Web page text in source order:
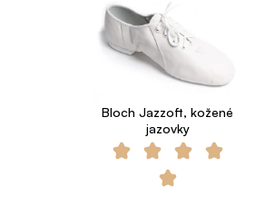
Bloch Jazzoft, kožené
jazovky